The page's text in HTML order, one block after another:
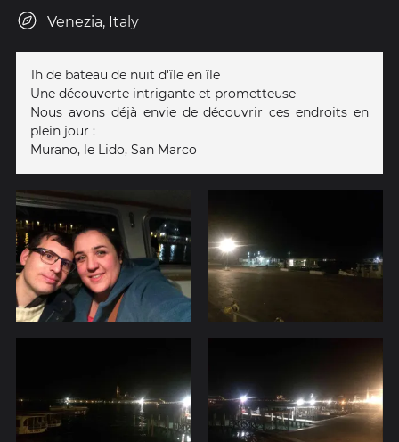
Venezia, Italy
1h de bateau de nuit d'île en île
Une découverte intrigante et prometteuse
Nous avons déjà envie de découvrir ces endroits en
plein jour :
Murano, le Lido, San Marco